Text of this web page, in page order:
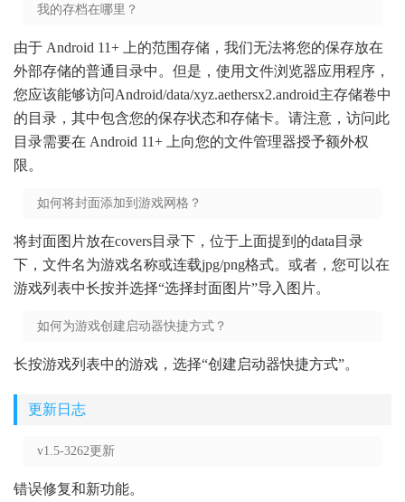
我的存档在哪里？
由于 Android 11+ 上的范围存储，我们无法将您的保存放在
外部存储的普通目录中。但是，使用文件浏览器应用程序，
您应该能够访问Android/data/xyz.aethersx2.android主存储卷中
的目录，其中包含您的保存状态和存储卡。请注意，访问此
目录需要在 Android 11+ 上向您的文件管理器授予额外权
限。
如何将封面添加到游戏网格？
将封面图片放在covers目录下，位于上面提到的data目录
下，文件名为游戏名称或连载jpg/png格式。或者，您可以在
游戏列表中长按并选择“选择封面图片”导入图片。
如何为游戏创建启动器快捷方式？
长按游戏列表中的游戏，选择“创建启动器快捷方式”。
更新日志
v1.5-3262更新
错误修复和新功能。